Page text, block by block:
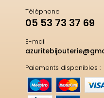
Téléphone
05 53 73 37 69
E-mail
Paiements disponibles :